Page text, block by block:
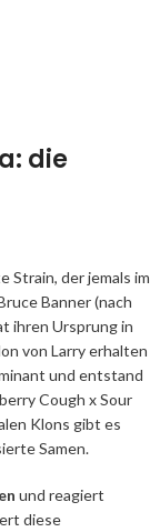
die
Strain, der jemals im
Banner (nach
ihren Ursprung in
von Larry erhalten
und entstand
Cough x Sour
Klons gibt es
Samen.
und reagiert
diese